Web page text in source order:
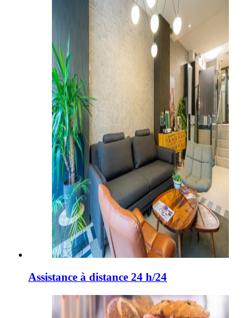
Assistance à distance 24 h/24